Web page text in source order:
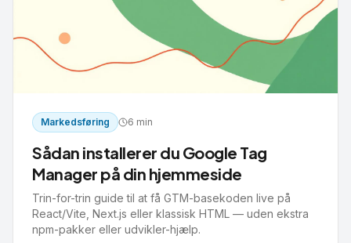
Markedsføring 6 min
Sådan installerer du Google Tag
Manager på din hjemmeside
Trin-for-trin guide til at få GTM-basekoden live på
React/Vite, Next.js eller klassisk HTML — uden ekstra
npm-pakker eller udvikler-hjælp.